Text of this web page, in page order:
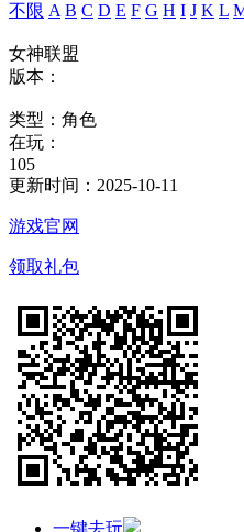
不限 A B C D E F G H I J K L
女神联盟
版本：
类型： 角色
在玩：
105
更新时间： 2025-10-11
游戏官网
领取礼包
一键去玩